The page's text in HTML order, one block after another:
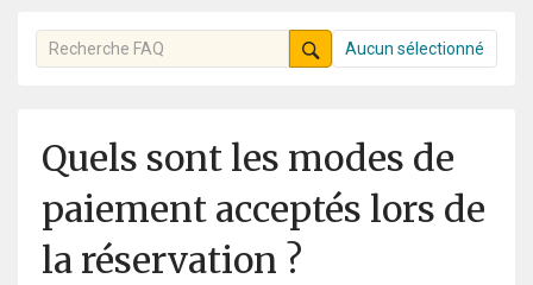
Aucun sélectionné
Quels sont les modes de
paiement acceptés lors de
la réservation ?